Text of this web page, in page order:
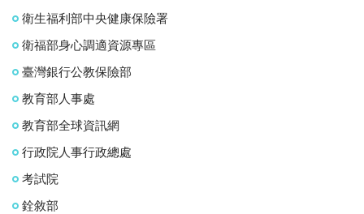
衛生福利部中央健康保險署
衛福部身心調適資源專區
臺灣銀行公教保險部
教育部人事處
教育部全球資訊網
行政院人事行政總處
考試院
銓敘部